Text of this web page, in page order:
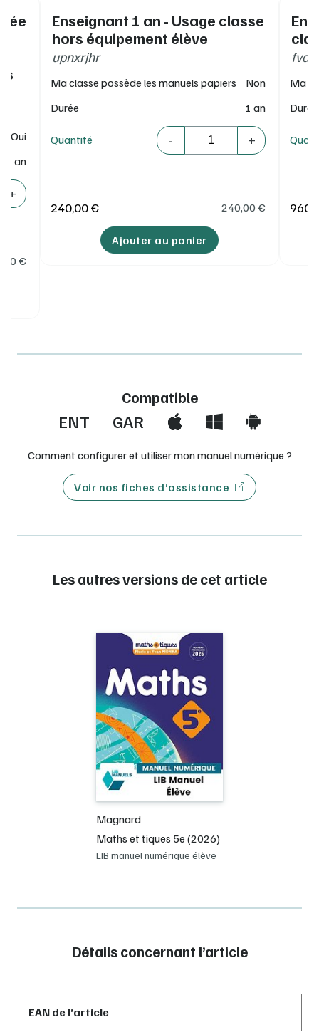
Oui
1 an
+
€
Enseignant 1 an - Usage classe
hors équipement élève
upnxrjhr
Ma classe possède les manuels papiers
Non
Durée
1 an
Quantité -
Quantité
+
240,00 € 240,00 €
Ajouter au panier
Ma
Durée
Compatible
ENT GAR
Comment configurer et utiliser mon manuel numérique ?
Voir nos fiches d’assistance
Les autres versions de cet article
Magnard
Maths et tiques 5e (2026)
LIB manuel numérique élève
Détails concernant l’article
EAN de l’article